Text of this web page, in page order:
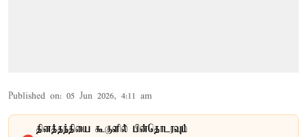
Published on: 05 Jun 2026, 4:11 am
தினத்தந்தியை கூகுளில் பின்தொடரவும்